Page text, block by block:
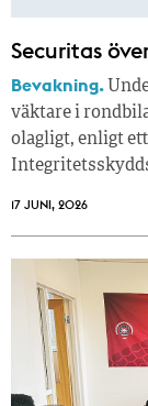
Securitas
Bevakning.
väktare i
olagligt, enligt
17 JUNI, 2026